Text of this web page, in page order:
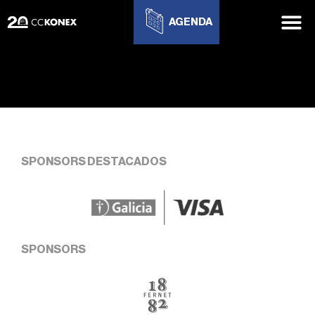
AGENDA
SPONSORS DESTACADOS
SPONSORS